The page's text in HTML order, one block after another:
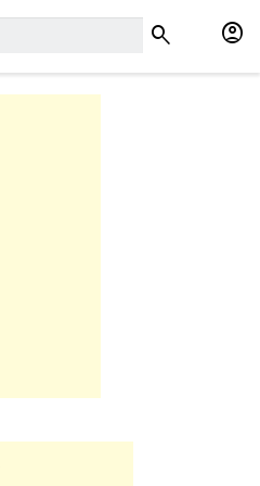
search account_circle